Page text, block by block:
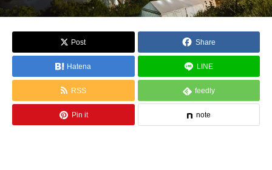
Post Share
Hatena LINE
RSS feedly
Pin it note